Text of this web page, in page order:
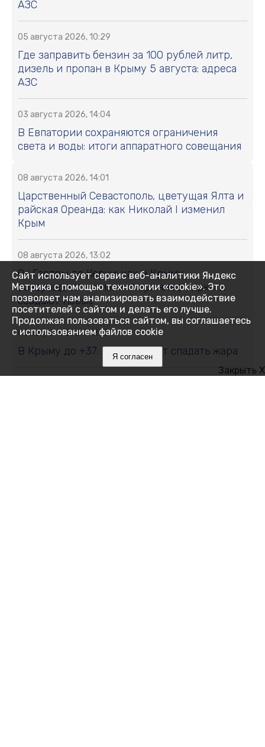
АЗС
05 августа 2026, 10:29
Где заправить бензин за 100 рублей литр,
дизель и пропан в Крыму 5 августа: адреса
АЗС
03 августа 2026, 14:04
В Евпатории сохраняются ограничения
света и воды: итоги аппаратного совещания
08 августа 2026, 14:01
Царственный Севастополь, цветущая Ялта и
райская Ореанда: как Николай I изменил
Крым
08 августа 2026, 13:02
От Гаспры до Керчи: как в Крыму
возвращают к жизни старинные парки и
создают новые
08 августа 2026, 12:15
В Крыму до +37: когда начнёт спадать жара
Закрыть X
Сайт использует сервис веб-аналитики Яндекс
Метрика с помощью технологии «cookie». Это
позволяет нам анализировать взаимодействие
посетителей с сайтом и делать его лучше.
Продолжая пользоваться сайтом, вы соглашаетесь
с использованием файлов cookie
Я согласен